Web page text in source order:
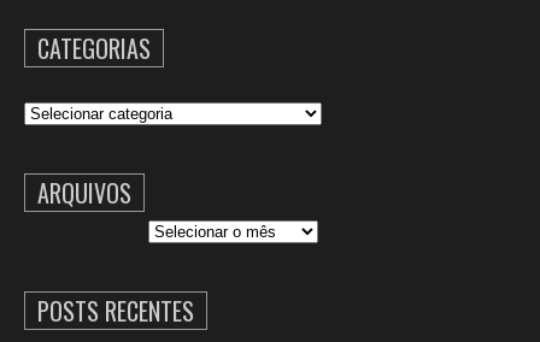
CATEGORIAS
Categorias
ARQUIVOS
POSTS RECENTES